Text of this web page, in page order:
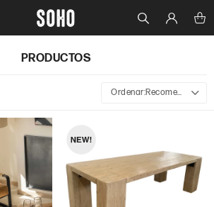
PRODUCTOS
Recomendados